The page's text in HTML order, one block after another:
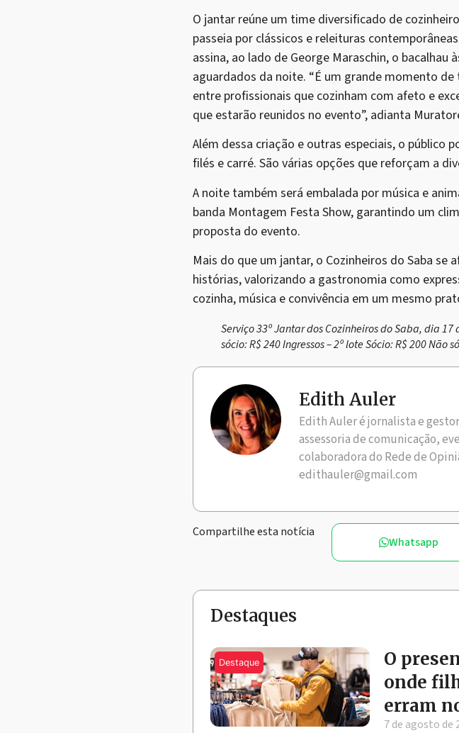
O jantar reúne um time diversificado de
passeia por clássicos e releituras
assina, ao lado de George Maraschin, o
aguardados da noite. “É um grande momento
entre profissionais que cozinham com afeto e
que estarão reunidos no evento”, adianta
Além dessa criação e outras especiais, o público
filés e carré. São várias opções que reforçam a
A noite também será embalada por música e
banda Montagem Festa Show, garantindo um
proposta do evento.
Mais do que um jantar, o Cozinheiros do Saba
histórias, valorizando a gastronomia como
cozinha, música e convivência em um mesmo
Serviço 33º Jantar dos Cozinheiros do Saba, dia
sócio: R$ 240 Ingressos – 2º lote Sócio: R$ 200 Não
Edith Auler
Edith Auler é jornalista e
assessoria de comunicação,
colaboradora do Rede de
edithauler@gmail.com
Compartilhe esta notícia
Whatsapp
Destaques
O
onde
erram
7 de agosto de